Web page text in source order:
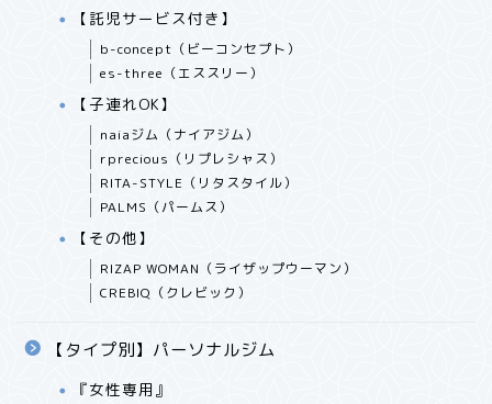
【託児サービス付き】
b-concept（ビーコンセプト）
es-three（エススリー）
【子連れOK】
naiaジム（ナイアジム）
rprecious（リプレシャス）
RITA-STYLE（リタスタイル）
PALMS（パームス）
【その他】
RIZAP WOMAN（ライザップウーマン）
CREBIQ（クレビック）
【タイプ別】パーソナルジム
『女性専用』